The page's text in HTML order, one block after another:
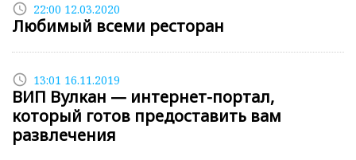
access_time 22:00 12.03.2020
Любимый всеми ресторан
access_time 13:01 16.11.2019
ВИП Вулкан — интернет-портал,
который готов предоставить вам
развлечения